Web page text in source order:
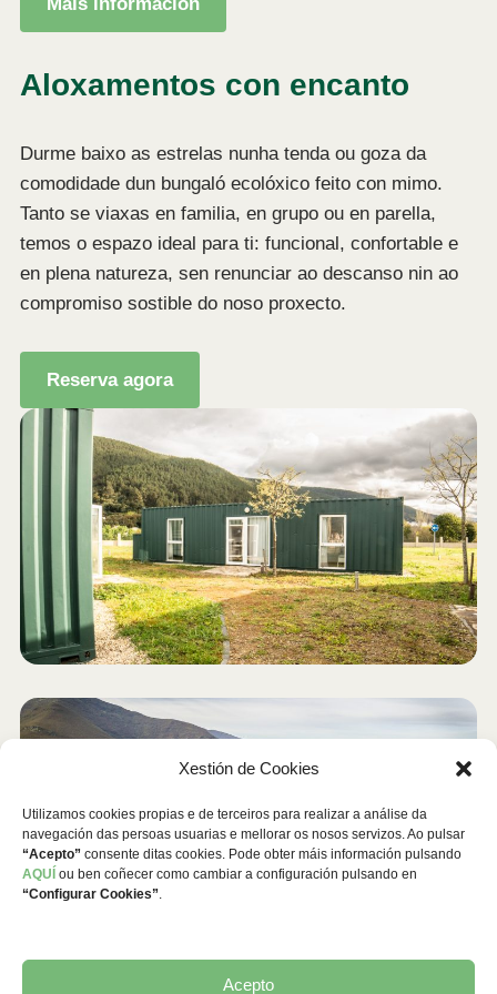
Xestión de Cookies
Utilizamos cookies propias e de terceiros para realizar a análise da
navegación das persoas usuarias e mellorar os nosos servizos. Ao pulsar
“Acepto” consente ditas cookies. Pode obter máis información pulsando
AQUÍ ou ben coñecer como cambiar a configuración pulsando en
“Configurar Cookies”.
Acepto
Aloxamentos con encanto
Durme baixo as estrelas nunha tenda ou goza da
comodidade dun bungaló ecolóxico feito con mimo.
Tanto se viaxas en familia, en grupo ou en parella,
temos o espazo ideal para ti: funcional, confortable e
en plena natureza, sen renunciar ao descanso nin ao
compromiso sostible do noso proxecto.
Reserva agora